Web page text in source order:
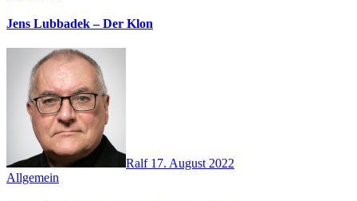
Jens Lubbadek – Der Klon
Ralf 17. August 2022
Allgemein